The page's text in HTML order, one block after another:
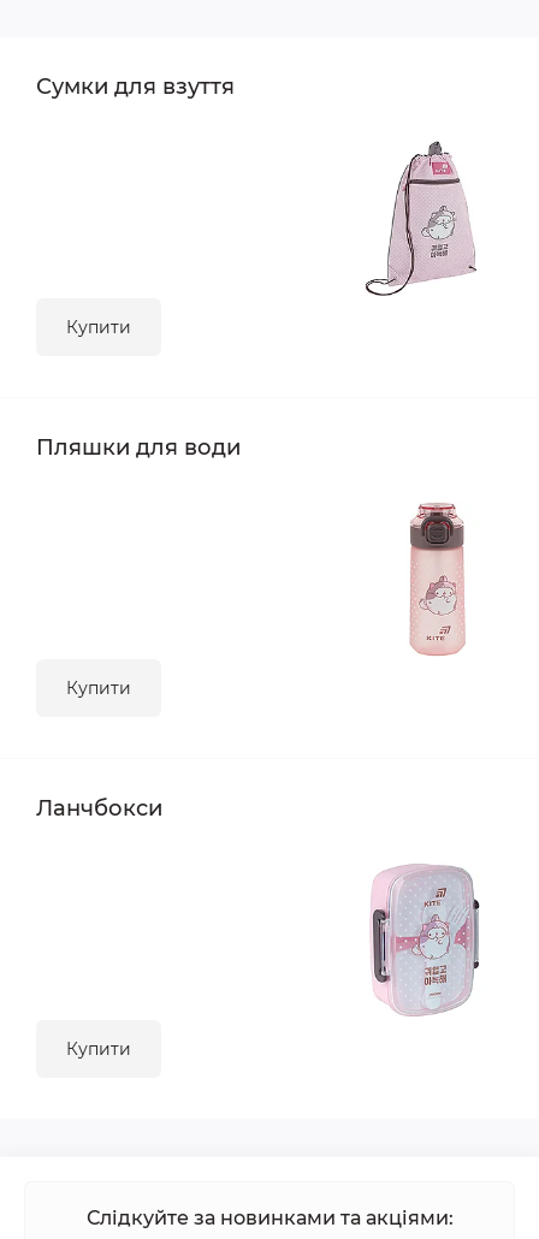
Сумки для взуття
Купити
Пляшки для води
Купити
Ланчбокси
Купити
Слідкуйте за новинками та акціями: